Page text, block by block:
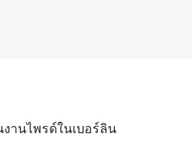
านไพรด์ในเบอร์ลิน